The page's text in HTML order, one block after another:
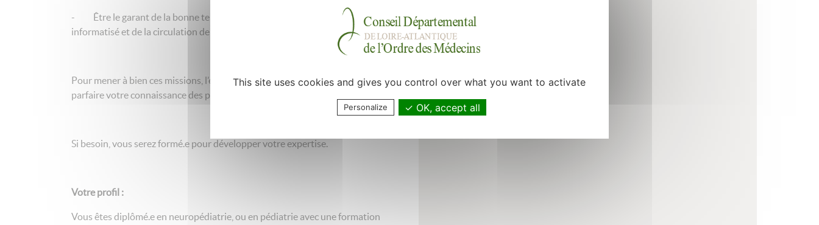
- Être le garant de la bonne tenue du volet médical du dossier de l’usager
informatisé et de la circulation de l’information.
Pour mener à bien ces missions, l’équipe pluriprofessionnelle vous guidera pour
parfaire votre connaissance des profils des jeunes accompagnés.
Si besoin, vous serez formé.e pour développer votre expertise.
Votre profil :
Vous êtes diplômé.e en neuropédiatrie, ou en pédiatrie avec une formation
This site uses cookies and gives you control over what you want to activate
Personalize OK, accept all